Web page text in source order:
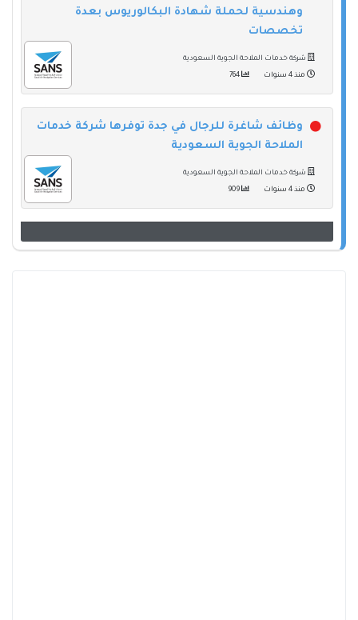
وهندسية لحملة شهادة البكالوريوس بعدة
تخصصات
شركة خدمات الملاحة الجوية السعودية
منذ 4 سنوات
وظائف شاغرة للرجال في جدة توفرها شركة خدمات
الملاحة الجوية السعودية
شركة خدمات الملاحة الجوية السعودية
منذ 4 سنوات